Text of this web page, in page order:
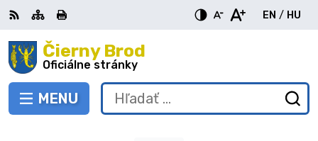
Preskočiť
na
obsah Čierny Brod
Oficiálne stránky
PREPNÚŤ
MENU
RSS MapaTlačiť
EN
English
/ HU
Hľadať: